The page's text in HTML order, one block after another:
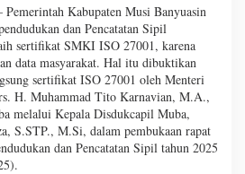
Pemerintah Kabupaten Musi Banyuasin
dan Pencatatan Sipil
sertifikat SMKI ISO 27001, karena
data masyarakat. Hal itu dibuktikan
sertifikat ISO 27001 oleh Menteri
H. Muhammad Tito Karnavian, M.A.,
melalui Kepala Disdukcapil Muba,
S.STP., M.Si, dalam pembukaan rapat
dan Pencatatan Sipil tahun 2025